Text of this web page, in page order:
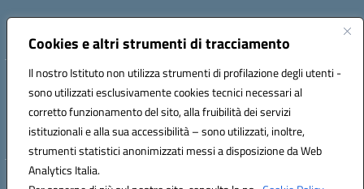
Cookies e altri strumenti di tracciamento
Il nostro Istituto non utilizza strumenti di profilazione degli utenti -
sono utilizzati esclusivamente cookies tecnici necessari al
corretto funzionamento del sito, alla fruibilità dei servizi
istituzionali e alla sua accessibilità – sono utilizzati, inoltre,
strumenti statistici anonimizzati messi a disposizione da Web
Analytics Italia.
Codice fiscale: 81000450908 Codice meccanografico: SSIC80600X
Telefono: 079714035 Fax: 079716128
Mail: SSIC80600X@istruzione.it PEC: SSIC80600X@pec.istruzione.it
Hosting & Powered by 3D Solution S.r.l.